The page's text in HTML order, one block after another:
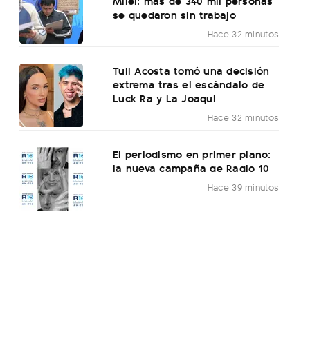
se quedaron sin trabajo
Hace 32 minutos
Tuli Acosta tomó una decisión
extrema tras el escándalo de
Luck Ra y La Joaqui
Hace 32 minutos
El periodismo en primer plano:
la nueva campaña de Radio 10
Hace 39 minutos